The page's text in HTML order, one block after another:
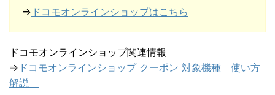
⇒ ドコモオンラインショップはこちら
ドコモオンラインショップ関連情報
⇒ ドコモオンラインショップ クーポン 対象機種 使い方
解説